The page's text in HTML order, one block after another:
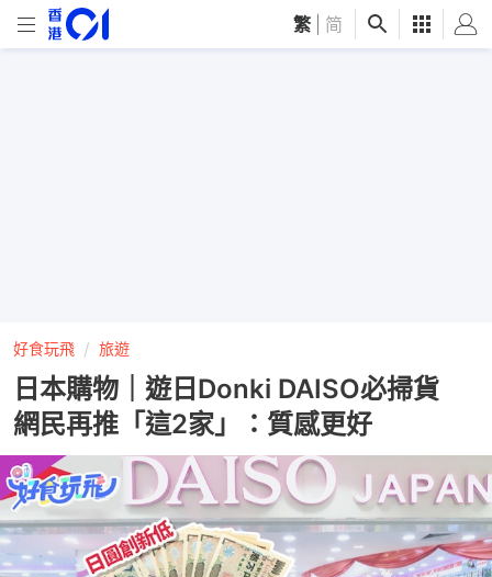
繁 简
好食玩飛 旅遊
日本購物｜遊日Donki DAISO必掃貨
網民再推「這2家」：質感更好